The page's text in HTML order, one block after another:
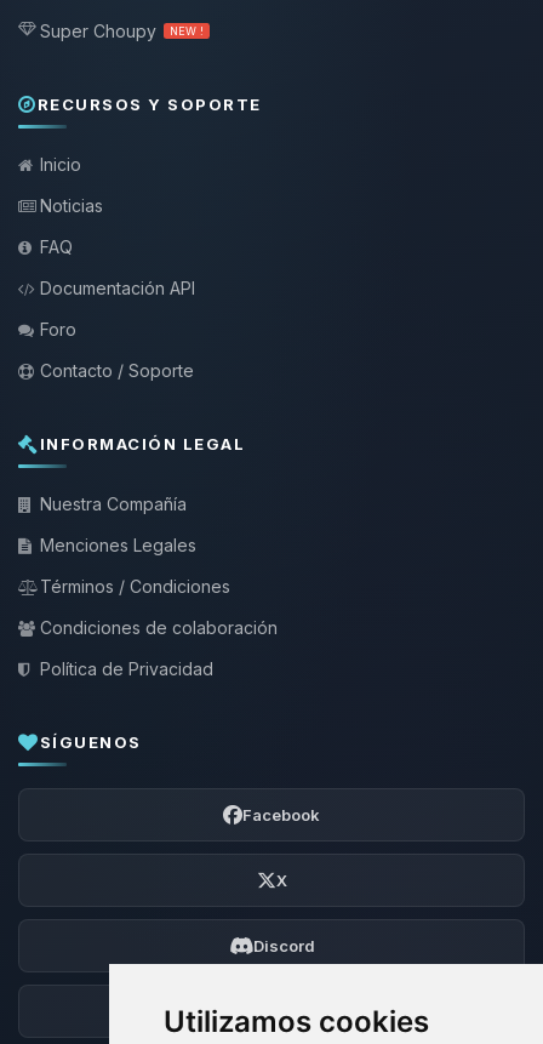
Utilizamos cookies
Super Choupy NEW !
RECURSOS Y SOPORTE
Inicio
Noticias
FAQ
Documentación API
Foro
Contacto / Soporte
INFORMACIÓN LEGAL
Nuestra Compañía
Menciones Legales
Términos / Condiciones
Condiciones de colaboración
Política de Privacidad
SÍGUENOS
Facebook
X
Discord
Foro